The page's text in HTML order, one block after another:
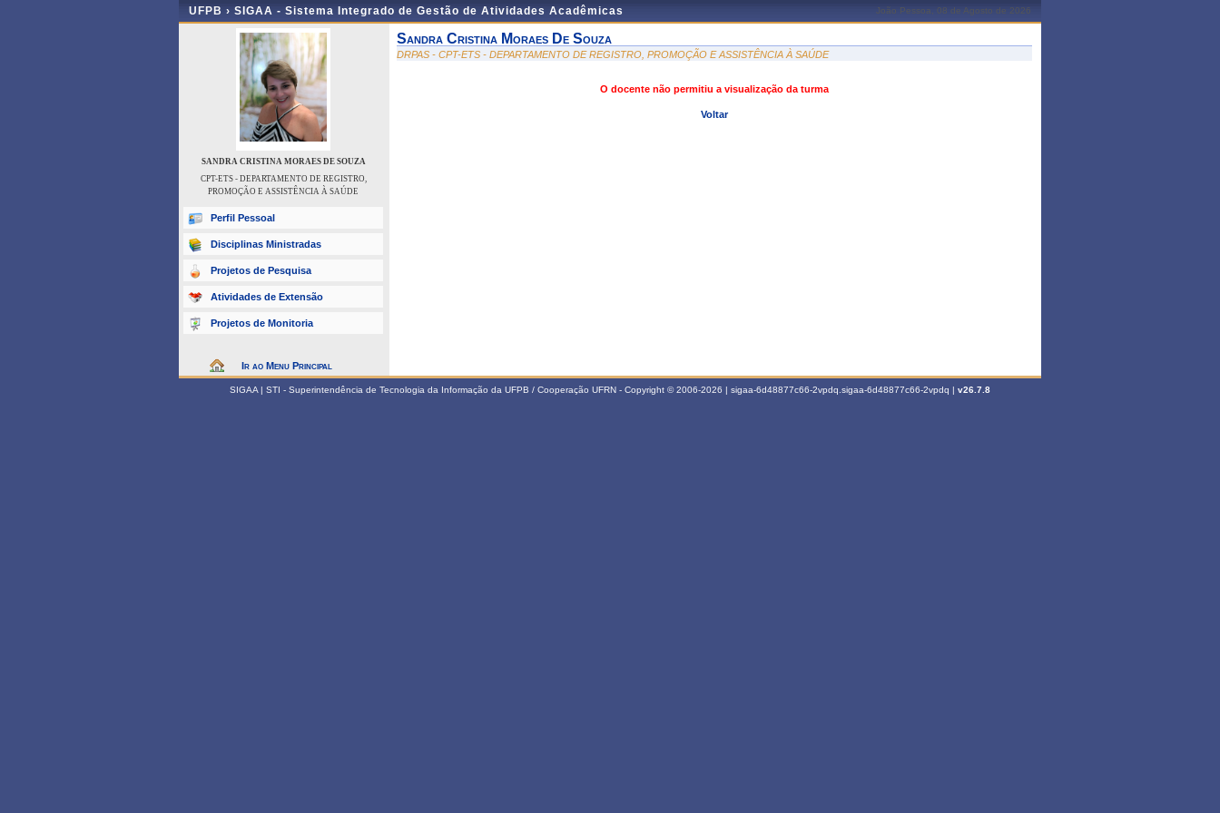
UFPB › SIGAA - Sistema Integrado de Gestão de Atividades Acadêmicas João Pessoa, 08 de Agosto de 2026
SANDRA CRISTINA MORAES DE SOUZA
CPT-ETS - DEPARTAMENTO DE REGISTRO,
PROMOÇÃO E ASSISTÊNCIA À SAÚDE
Perfil Pessoal
Disciplinas Ministradas
Projetos de Pesquisa
Atividades de Extensão
Projetos de Monitoria
Ir ao Menu Principal
Sandra Cristina Moraes De Souza
DRPAS - CPT-ETS - DEPARTAMENTO DE REGISTRO, PROMOÇÃO E ASSISTÊNCIA À SAÚDE
O docente não permitiu a visualização da turma
Voltar
SIGAA | STI - Superintendência de Tecnologia da Informação da UFPB / Cooperação UFRN - Copyright © 2006-2026 | sigaa-6d48877c66-2vpdq.sigaa-6d48877c66-2vpdq | v26.7.8